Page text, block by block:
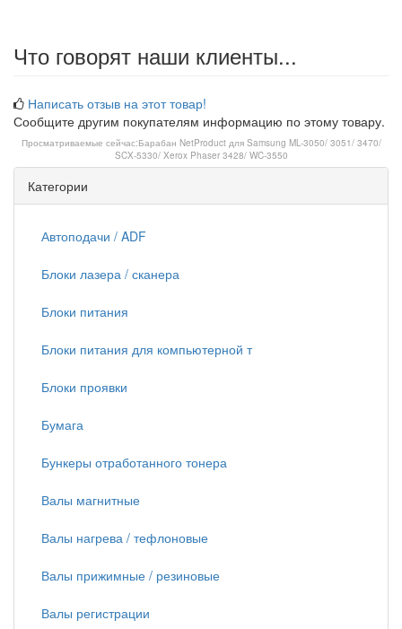
Что говорят наши клиенты...
Написать отзыв на этот товар!
Сообщите другим покупателям информацию по этому товару.
Просматриваемые сейчас:Барабан NetProduct для Samsung ML-3050/ 3051/ 3470/
SCX-5330/ Xerox Phaser 3428/ WC-3550
Категории
Автоподачи / ADF
Блоки лазера / сканера
Блоки питания
Блоки питания для компьютерной т
Блоки проявки
Бумага
Бункеры отработанного тонера
Валы магнитные
Валы нагрева / тефлоновые
Валы прижимные / резиновые
Валы регистрации